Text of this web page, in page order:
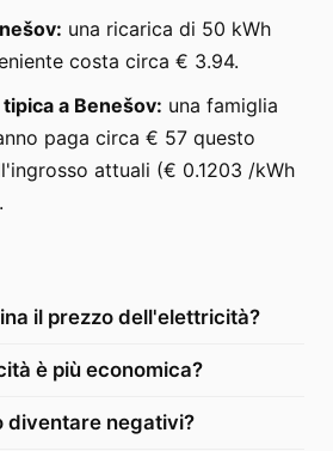
una ricarica di 50 kWh
costa circa € 3.94.
a Benešov: una famiglia
paga circa € 57 questo
attuali (€ 0.1203 /kWh
il prezzo dell'elettricità?
è più economica?
diventare negativi?